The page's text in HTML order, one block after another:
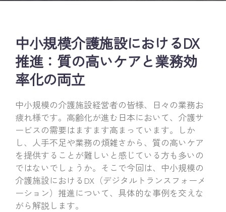
中小規模介護施設におけるDX
推進：質の高いケアと業務効
率化の両立
中小規模の介護施設経営者の皆様、日々の業務お
疲れ様です。高齢化が進む日本において、介護サ
ービスの需要はますます高まっています。しか
し、人手不足や業務の煩雑さから、質の高いケア
を提供することが難しいと感じている方も多いの
ではないでしょうか。そこで今回は、中小規模の
介護施設におけるDX（デジタルトランスフォーメ
ーション）推進について、具体的な事例を交えな
がら解説します。